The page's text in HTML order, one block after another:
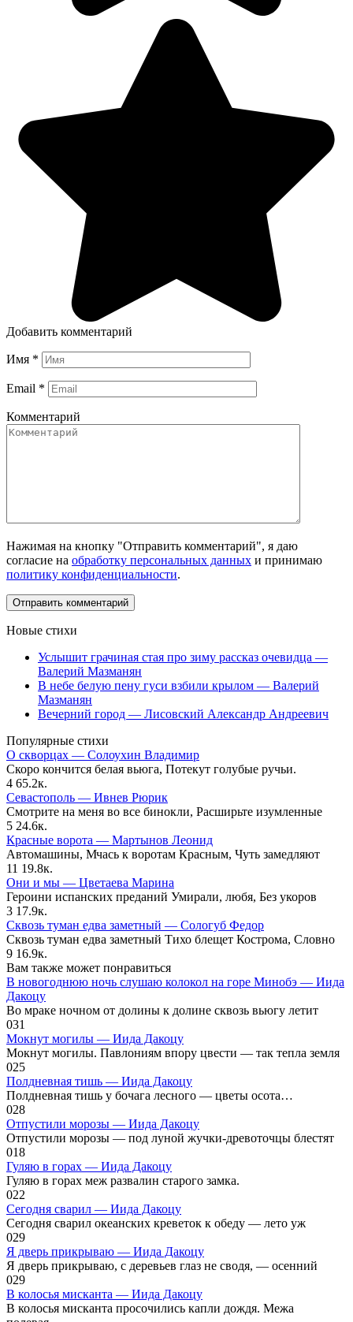
Добавить комментарий
Имя *
Email *
Комментарий
Нажимая на кнопку "Отправить комментарий", я даю
согласие на обработку персональных данных и принимаю
политику конфиденциальности.
Новые стихи
Услышит грачиная стая про зиму рассказ очевидца —
Валерий Мазманян
В небе белую пену гуси взбили крылом — Валерий
Мазманян
Вечерний город — Лисовский Александр Андреевич
Популярные стихи
О скворцах — Солоухин Владимир
Скоро кончится белая вьюга, Потекут голубые ручьи.
4 65.2к.
Севастополь — Ивнев Рюрик
Смотрите на меня во все бинокли, Расширьте изумленные
5 24.6к.
Красные ворота — Мартынов Леонид
Автомашины, Мчась к воротам Красным, Чуть замедляют
11 19.8к.
Они и мы — Цветаева Марина
Героини испанских преданий Умирали, любя, Без укоров
3 17.9к.
Сквозь туман едва заметный — Сологуб Федор
Сквозь туман едва заметный Тихо блещет Кострома, Словно
9 16.9к.
Вам также может понравиться
В новогоднюю ночь слушаю колокол на горе Минобэ — Иида
Дакоцу
Во мраке ночном от долины к долине сквозь вьюгу летит
031
Мокнут могилы — Иида Дакоцу
Мокнут могилы. Павлониям впору цвести — так тепла земля
025
Полдневная тишь — Иида Дакоцу
Полдневная тишь у бочага лесного — цветы осота…
028
Отпустили морозы — Иида Дакоцу
Отпустили морозы — под луной жучки-древоточцы блестят
018
Гуляю в горах — Иида Дакоцу
Гуляю в горах меж развалин старого замка.
022
Сегодня сварил — Иида Дакоцу
Сегодня сварил океанских креветок к обеду — лето уж
029
Я дверь прикрываю — Иида Дакоцу
Я дверь прикрываю, с деревьев глаз не сводя, — осенний
029
В колосья мисканта — Иида Дакоцу
В колосья мисканта просочились капли дождя. Межа